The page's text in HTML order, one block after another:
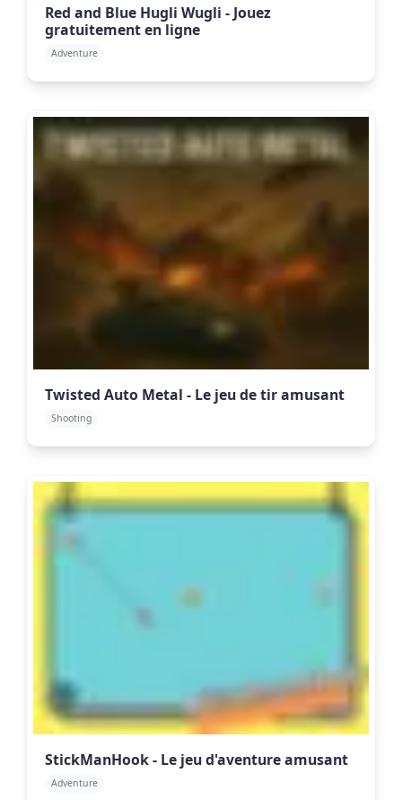
Red and Blue Hugli Wugli - Jouez
gratuitement en ligne
Adventure
Twisted Auto Metal - Le jeu de tir amusant
Shooting
StickManHook - Le jeu d'aventure amusant
Adventure